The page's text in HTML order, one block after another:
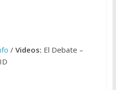
/ Videos: El Debate –